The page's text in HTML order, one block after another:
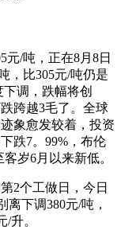
/吨，正在8月8日
，比305元/吨仍是
调，跌幅将创
跨越3毛了。全球
象愈发较着，投资
跌7。99%，布伦
岁6月以来新低。
2个工做日，今日
下调380元/吨，
升。